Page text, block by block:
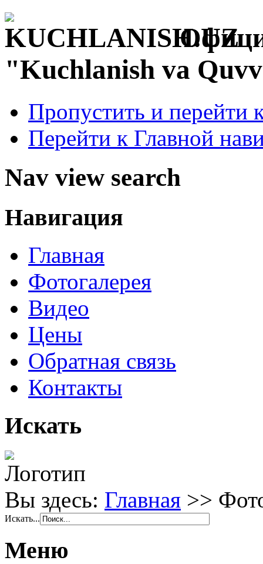
"Kuchlanish va
Пропустить и перейти
Перейти к Главной
Nav view search
Навигация
Главная
Фотогалерея
Видео
Цены
Обратная связь
Контакты
Искать
Вы здесь: Главная >>
Искать...
Меню